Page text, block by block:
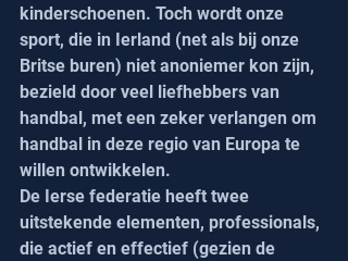
kinderschoenen. Toch wordt onze
sport, die in Ierland (net als bij onze
Britse buren) niet anoniemer kon zijn,
bezield door veel liefhebbers van
handbal, met een zeker verlangen om
handbal in deze regio van Europa te
willen ontwikkelen.
De Ierse federatie heeft twee
uitstekende elementen, professionals,
die actief en effectief (gezien de